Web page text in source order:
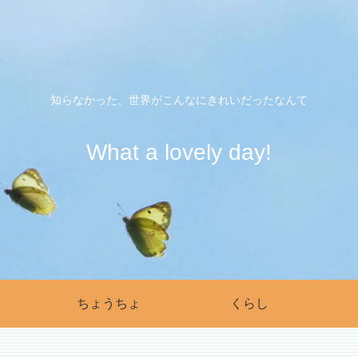
知らなかった、世界がこんなにきれいだったなんて
What a lovely day!
ちょうちょ くらし